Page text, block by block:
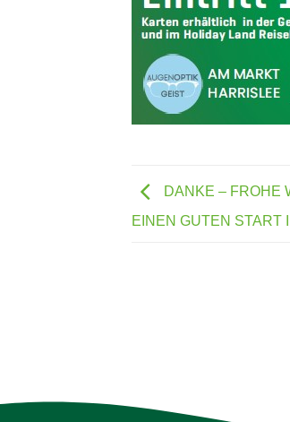
DANKE – FROHE
EINEN GUTEN START